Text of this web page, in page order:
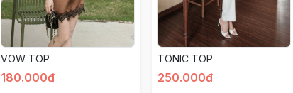
VOW TOP
180.000đ
TONIC TOP
250.000đ